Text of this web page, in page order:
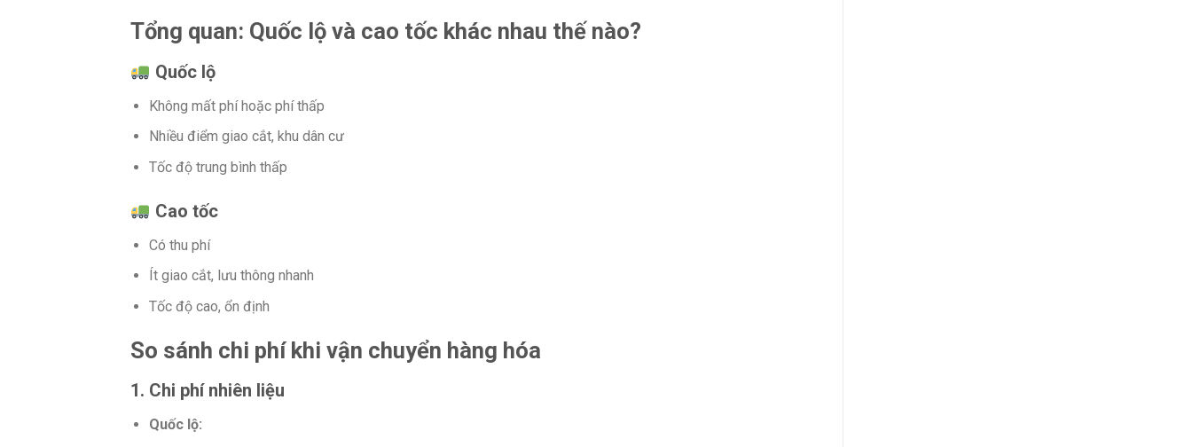
Tổng quan: Quốc lộ và cao tốc khác nhau thế nào?
Quốc lộ
Không mất phí hoặc phí thấp
Nhiều điểm giao cắt, khu dân cư
Tốc độ trung bình thấp
Cao tốc
Có thu phí
Ít giao cắt, lưu thông nhanh
Tốc độ cao, ổn định
So sánh chi phí khi vận chuyển hàng hóa
1. Chi phí nhiên liệu
Quốc lộ: